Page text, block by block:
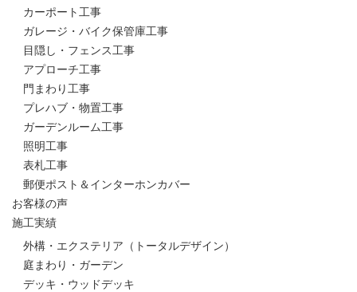
カーポート工事
ガレージ・バイク保管庫工事
目隠し・フェンス工事
アプローチ工事
門まわり工事
プレハブ・物置工事
ガーデンルーム工事
照明工事
表札工事
郵便ポスト＆インターホンカバー
お客様の声
施工実績
外構・エクステリア（トータルデザイン）
庭まわり・ガーデン
デッキ・ウッドデッキ